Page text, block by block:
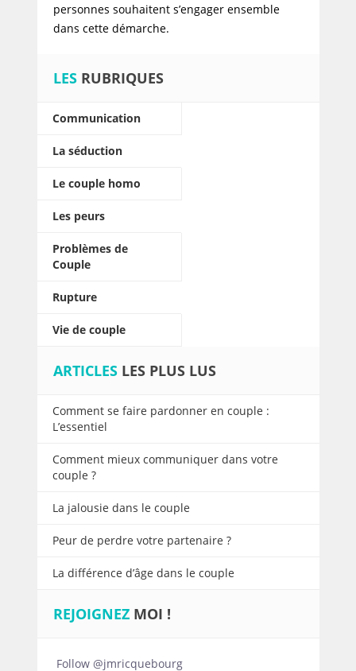
personnes souhaitent s’engager ensemble
dans cette démarche.
LESRUBRIQUES
Communication
La séduction
Le couple homo
Les peurs
Problèmes de
Couple
Rupture
Vie de couple
ARTICLESLES PLUS LUS
Comment se faire pardonner en couple :
L’essentiel
Comment mieux communiquer dans votre
couple ?
La jalousie dans le couple
Peur de perdre votre partenaire ?
La différence d’âge dans le couple
REJOIGNEZMOI !
Follow @jmricquebourg